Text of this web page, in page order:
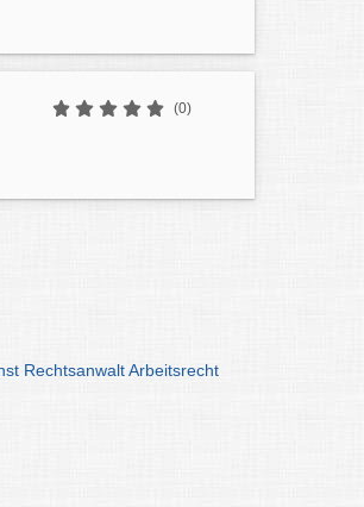
(0)
RechtsanwaltArbeitsrecht